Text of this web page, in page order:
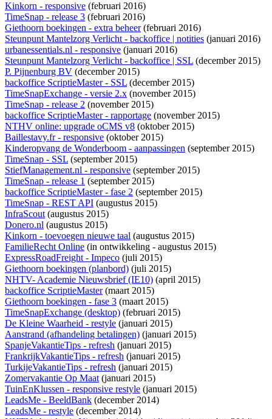
Kinkorn - responsive (februari 2016)
TimeSnap - release 3 (februari 2016)
Giethoorn boekingen - extra beheer(februari 2016)
Steunpunt Mantelzorg Verlicht - backoffice | notities (januari 2016)
urbanessentials.nl - responsive (januari 2016)
Steunpunt Mantelzorg Verlicht - backoffice | SSL (december 2015)
P. Pijnenburg BV (december 2015)
backoffice ScriptieMaster - SSL (december 2015)
TimeSnapExchange - versie 2.x (november 2015)
TimeSnap - release 2 (november 2015)
backoffice ScriptieMaster - rapportage (november 2015)
NTHV online: upgrade oCMS v8 (oktober 2015)
Baillestavy.fr - responsive (oktober 2015)
Kinderopvang de Wonderboom - aanpassingen (september 2015)
TimeSnap - SSL (september 2015)
StiefManagement.nl - responsive (september 2015)
TimeSnap - release 1 (september 2015)
backoffice ScriptieMaster - fase 2 (september 2015)
TimeSnap - REST API (augustus 2015)
InfraScout(augustus 2015)
Donero.nl (augustus 2015)
Kinkorn - toevoegen nieuwe taal (augustus 2015)
FamilieRecht Online (in ontwikkeling - augustus 2015)
ExpressRoadFreight - Impeco (juli 2015)
Giethoorn boekingen (planbord) (juli 2015)
NHTV- Academie Nieuwsbrief (IE10) (april 2015)
backoffice ScriptieMaster(maart 2015)
Giethoorn boekingen - fase 3 (maart 2015)
TimeSnapExchange (desktop) (februari 2015)
De Kleine Waarheid - restyle (januari 2015)
Aanstrand (afhandeling betalingen) (januari 2015)
SpanjeVakantieTips - refresh (januari 2015)
FrankrijkVakantieTips - refresh (januari 2015)
TurkijeVakantieTips - refresh (januari 2015)
Zomervakantie Op Maat(januari 2015)
TuinEnKlussen - responsive restyle (januari 2015)
LeadsMe - BeeldBank (december 2014)
LeadsMe - restyle (december 2014)